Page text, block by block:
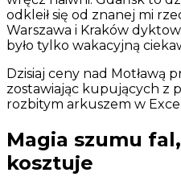
odkleił się od znanej mi
Warszawa i Kraków
było tylko wakacyjną
Dzisiaj ceny nad Motławą
zostawiając kupujących z
rozbitym arkuszem w
Magia szumu
kosztuje